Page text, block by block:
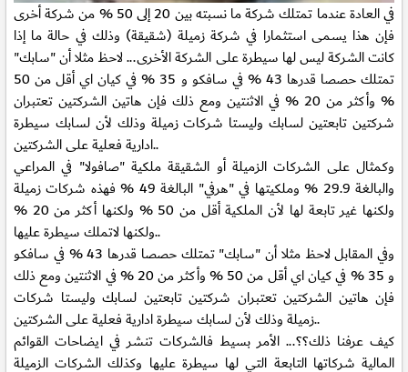
في العادة عندما تمتلك شركة ما نسبته بين 20 إلى 50 % من شركة أخرى
فإن هذا يسمى استثمارا في شركة زميلة (شقيقة) وذلك في حالة ما إذا
كانت الشركة ليس لها سيطرة على الشركة الأخرى... لاحظ مثلا أن "سابك"
تمتلك حصصا قدرها 43 % في سافكو و 35 % في كيان اي أقل من 50
% وأكثر من 20 % في الاثنتين ومع ذلك فإن هاتين الشركتين تعتبران
شركتين تابعتين لسابك وليستا شركات زميلة وذلك لأن لسابك سيطرة
ادارية فعلية على الشركتين..
وكمثال على الشركات الزميلة أو الشقيقة ملكية "صافولا" في المراعي
والبالغة 29.9 % وملكيتها في "هرفي" البالغة 49 % فهذه شركات زميلة
ولكنها غير تابعة لها لأن الملكية أقل من 50 % ولكنها أكثر من 20 %
ولكنها لاتملك سيطرة عليها..
وفي المقابل لاحظ مثلا أن "سابك" تمتلك حصصا قدرها 43 % في سافكو
و 35 % في كيان اي أقل من 50 % وأكثر من 20 % في الاثنتين ومع ذلك
فإن هاتين الشركتين تعتبران شركتين تابعتين لسابك وليستا شركات
زميلة وذلك لأن لسابك سيطرة ادارية فعلية على الشركتين..
كيف عرفنا ذلك؟؟... الأمر بسيط فالشركات تنشر في ايضاحات القوائم
المالية شركاتها التابعة التي لها سيطرة عليها وكذلك الشركات الزميلة